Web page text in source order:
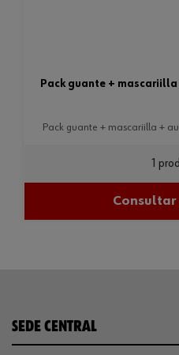
pack guante +
pack guante + mascariilla +
1
Consultar
SEDE CENTRAL